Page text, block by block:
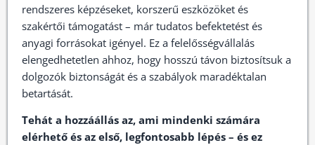
rendszeres képzéseket, korszerű eszközöket és
szakértői támogatást – már tudatos befektetést és
anyagi forrásokat igényel. Ez a felelősségvállalás
elengedhetetlen ahhoz, hogy hosszú távon biztosítsuk a
dolgozók biztonságát és a szabályok maradéktalan
betartását.
Tehát a hozzáállás az, ami mindenki számára
elérhető és az első, legfontosabb lépés – és ez